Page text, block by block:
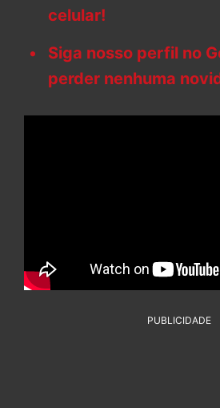
celular!
Siga nosso perfil no
perder nenhuma
PUBLICIDADE